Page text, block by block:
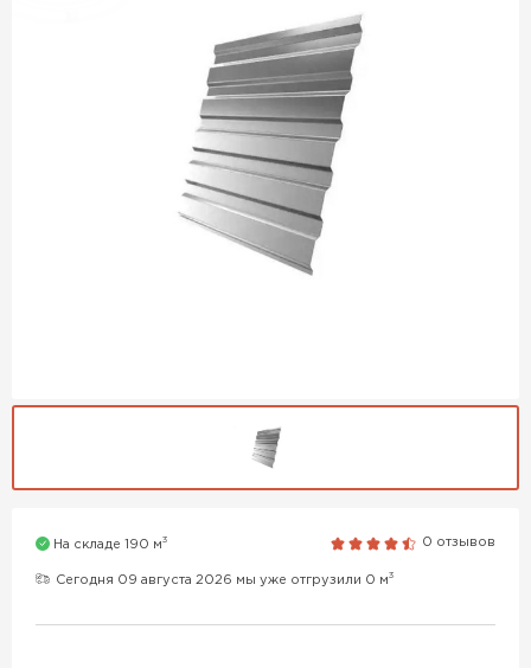
На складе 190 м3 0 отзывов
Сегодня 09 августа 2026 мы уже отгрузили 0 м3